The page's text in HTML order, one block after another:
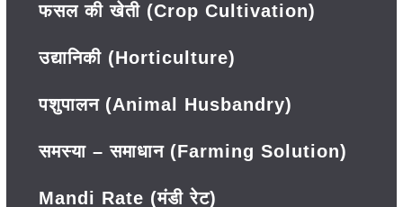
फसल की खेती (Crop Cultivation)
उद्यानिकी (Horticulture)
पशुपालन (Animal Husbandry)
समस्या – समाधान (Farming Solution)
Mandi Rate (मंडी रेट)